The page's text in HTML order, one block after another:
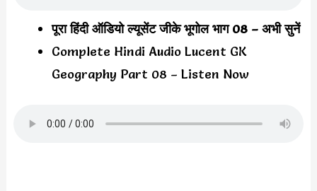
पूरा हिंदी ऑडियो ल्यूसेंट जीके भूगोल भाग 08 – अभी सुनें
Complete Hindi Audio Lucent GK
Geography Part 08 – Listen Now